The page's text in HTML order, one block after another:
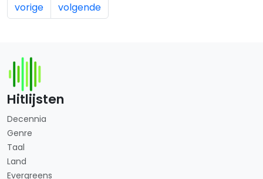
vorige volgende
Hitlijsten
Decennia
Genre
Taal
Land
Evergreens